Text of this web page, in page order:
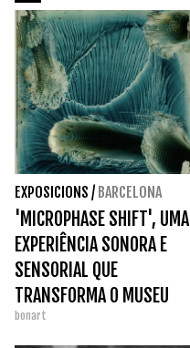
EXPOSICIONS / BARCELONA
'MICROPHASE SHIFT', UMA
EXPERIÊNCIA SONORA E
SENSORIAL QUE
TRANSFORMA O MUSEU
TÀPIES.
bonart